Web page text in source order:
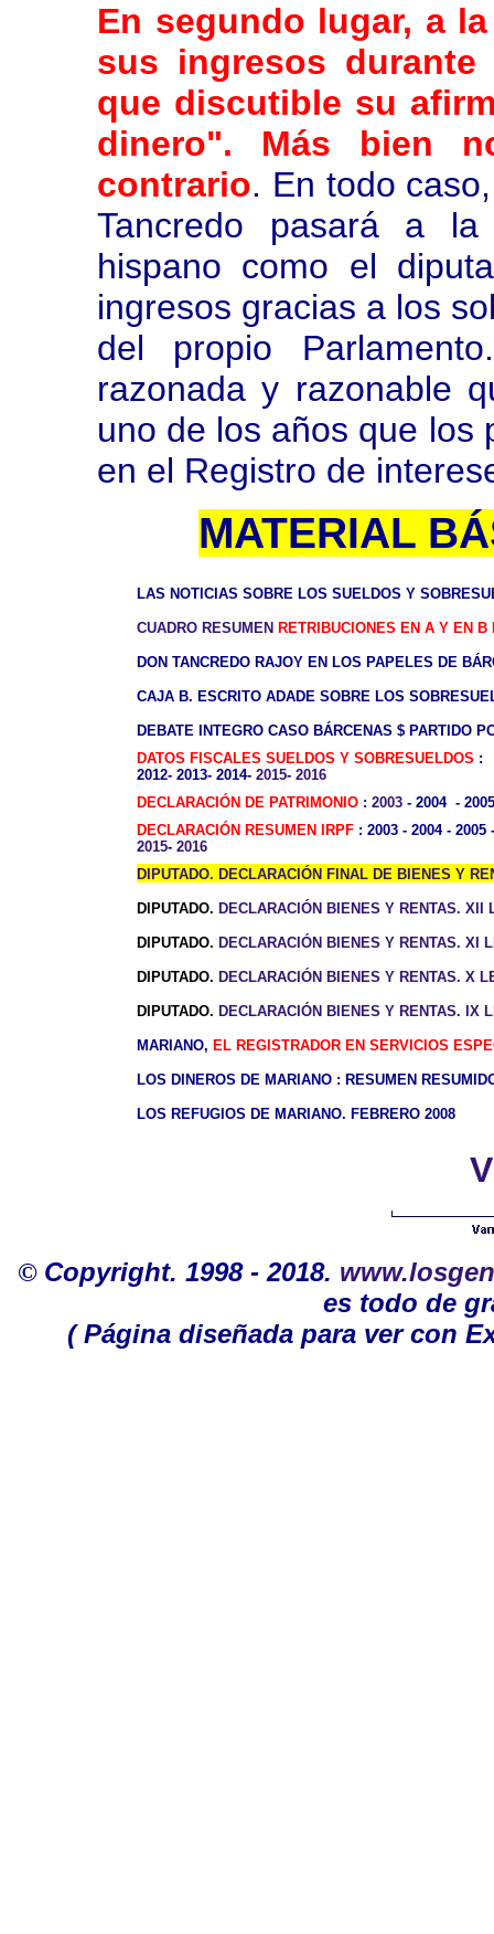
En segundo lugar, a
sus ingresos
que discutible su
dinero". Más bien
contrario. En todo
Tancredo pasará a la
hispano como el
ingresos gracias a los
del propio
razonada y razonable
uno de los años que los
en el Registro de
MATERIAL
LAS NOTICIAS SOBRE LOS SUELDOS Y
CUADRO RESUMEN RETRIBUCIONES EN A Y EN B
DON TANCREDO RAJOY EN LOS PAPELES DE
CAJA B. ESCRITO ADADE SOBRE LOS
DEBATE INTEGRO CASO BÁRCENAS $ PARTIDO
DATOS FISCALES SUELDOS Y SOBRESUELDOS
2012- 2013- 2014- 2015- 2016
DECLARACIÓN DE PATRIMONIO: 2003- 2004- 2005
DECLARACIÓN RESUMEN IRPF: 2003- 2004- 2005-
2015- 2016
DIPUTADO. DECLARACIÓN FINAL DE BIENES Y
DIPUTADO. DECLARACIÓN BIENES Y RENTAS. XII
DIPUTADO. DECLARACIÓN BIENES Y RENTAS. XI
DIPUTADO. DECLARACIÓN BIENES Y RENTAS. X
DIPUTADO. DECLARACIÓN BIENES Y RENTAS. IX
MARIANO, EL REGISTRADOR EN SERVICIOS
LOS DINEROS DE MARIANO : RESUMEN
LOS REFUGIOS DE MARIANO. FEBRERO 2008
© Copyright. 1998 - 2018.
es todo de
( Página diseñada para ver con